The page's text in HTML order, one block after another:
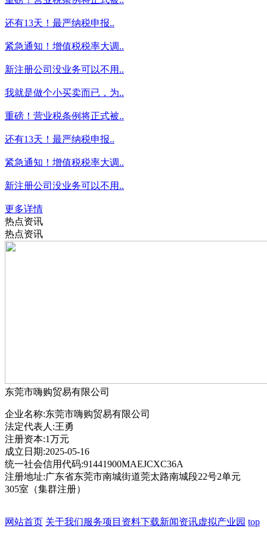
还有13天！最严纳税申报..
紧急通知！增值税税率大调..
新注册公司没业务可以不用..
我就是做个小买卖而已，为..
重磅！营业税条例将正式被..
还有13天！最严纳税申报..
紧急通知！增值税税率大调..
新注册公司没业务可以不用..
更多详情
热点资讯
热点资讯
东莞市嗨购贸易有限公司
企业名称:东莞市嗨购贸易有限公司
法定代表人:王勇
注册资本:1万元
成立日期:2025-05-16
统一社会信用代码:91441900MAEJCXC36A
注册地址:广东省东莞市南城街道莞太路南城段22号2单元
305室（集群注册）
网站首页 关于我们服务项目 资料下载新闻资讯虚拟产业园 top